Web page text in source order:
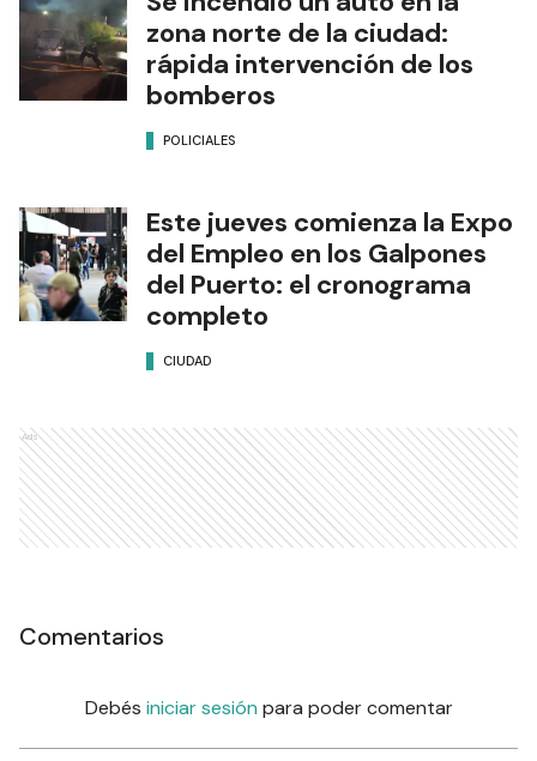
zona norte de la ciudad:
rápida intervención de los
bomberos
POLICIALES
Este jueves comienza la Expo
del Empleo en los Galpones
del Puerto: el cronograma
completo
CIUDAD
Ads
Comentarios
Debés iniciar sesión para poder comentar